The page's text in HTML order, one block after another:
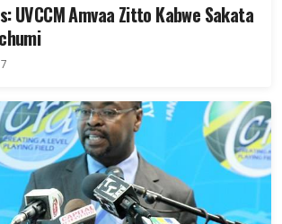
UVCCM Amvaa Zitto Kabwe Sakata